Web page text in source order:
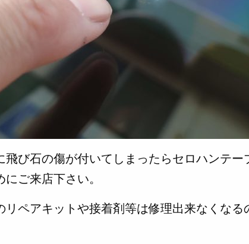
飛び石の傷が付いてしまったらセロハンテー
ご来店下さい。
リペアキットや接着剤等は修理出来なくな